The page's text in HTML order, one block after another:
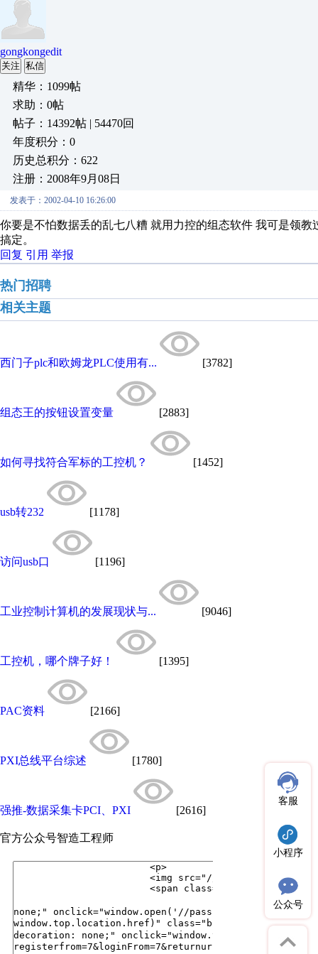
gongkongedit
关注 私信
精华：1099帖
求助：0帖
帖子：14392帖 | 54470回
年度积分：0
历史总积分：622
注册：2008年9月08日
发表于：2002-04-10 16:26:00
你要是不怕数据丢的乱七八糟 就用力控的组态软件 我可是领
搞定。
回复 引用 举报
热门招聘
相关主题
西门子plc和欧姆龙PLC使用有... [3782]
组态王的按钮设置变量 [2883]
如何寻找符合军标的工控机？ [1452]
usb转232 [1178]
访问usb口 [1196]
工业控制计算机的发展现状与... [9046]
工控机，哪个牌子好！ [1395]
PAC资料 [2166]
PXI总线平台综述 [1780]
强推-数据采集卡PCI、PXI [2616]
官方公众号智造工程师
客服
小程序
公众号